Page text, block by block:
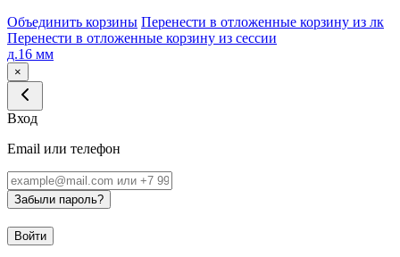
Объединить корзины Перенести в отложенные корзину из лк
Перенести в отложенные корзину из сессии
д.16 мм
×
Вход
Email или телефон
Забыли пароль?
Войти